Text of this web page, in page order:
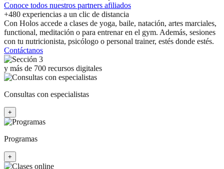
Conoce todos nuestros partners afiliados
+480 experiencias a un clic de distancia
Con Holos accede a clases de yoga, baile, natación, artes marciales,
functional, meditación o para entrenar en el gym. Además, sesiones
con tu nutricionista, psicólogo o personal trainer, estés donde estés.
Contáctanos
y más de 700 recursos digitales
Consultas con especialistas
+
Programas
+